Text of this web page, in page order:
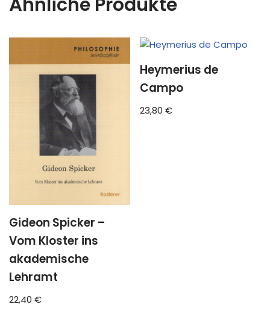
Gideon Spicker –
Vom Kloster ins
akademische
Lehramt
22,40 €
Heymerius de
Campo
23,80€